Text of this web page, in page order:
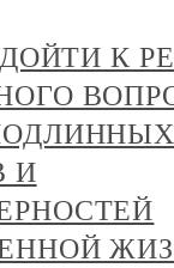
К
И